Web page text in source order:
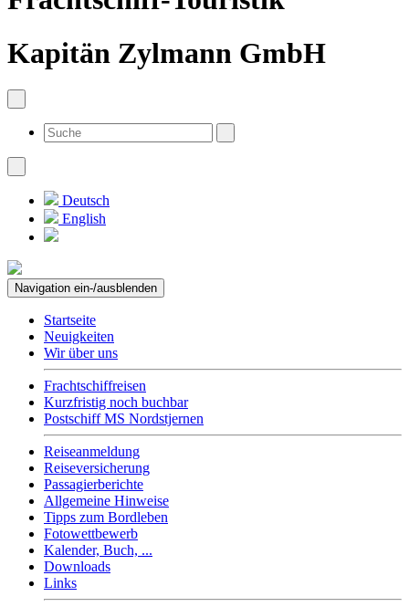
Kapitän Zylmann GmbH
Deutsch
English
Navigation ein-/ausblenden
Startseite
Neuigkeiten
Wir über uns
Frachtschiffreisen
Kurzfristig noch buchbar
Postschiff MS Nordstjernen
Reiseanmeldung
Reiseversicherung
Passagierberichte
Allgemeine Hinweise
Tipps zum Bordleben
Fotowettbewerb
Kalender, Buch, ...
Downloads
Links